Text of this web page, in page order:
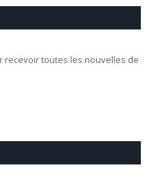
toutes les nouvelles de